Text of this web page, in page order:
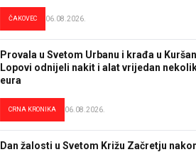
ČAKOVEC 06.08.2026.
Provala u Svetom Urbanu i krađa u
Lopovi odnijeli nakit i alat vrijedan
eura
CRNA KRONIKA 06.08.2026.
Dan žalosti u Svetom Križu Začretju